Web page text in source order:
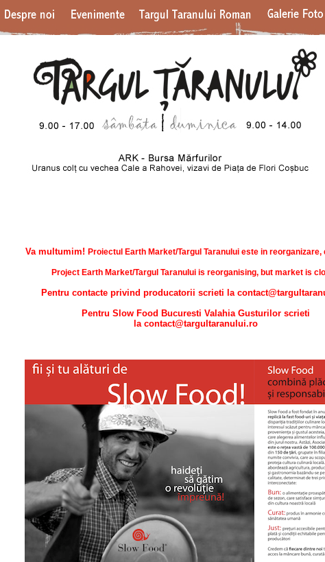
Va multumim! Proiectul Earth Market/Targul Taranului este in reorganizare,
Project Earth Market/Targul Taranului is reorganising, but market is
Pentru contacte privind producatorii scrieti la
Pentru Slow Food Bucuresti Valahia Gusturilor scrieti
la contact@targultaranului.ro